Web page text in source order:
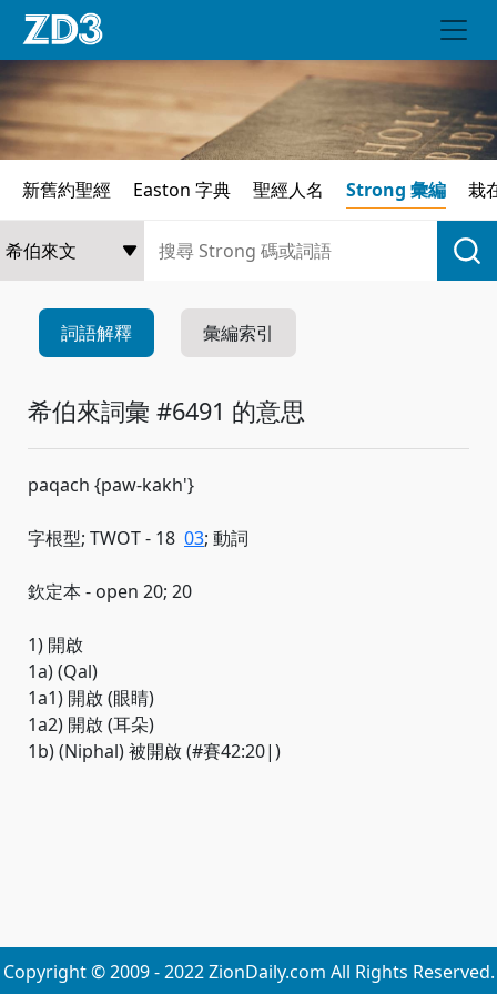
新舊約聖經 Easton 字典 聖經人名 Strong 彙編 栽
詞語解釋 彙編索引
希伯來詞彙 #6491 的意思
paqach {paw-kakh'}
字根型; TWOT - 18 03; 動詞
欽定本 - open 20; 20
1) 開啟
1a) (Qal)
1a1) 開啟 (眼睛)
1a2) 開啟 (耳朵)
1b) (Niphal) 被開啟 (#賽42:20|)
Copyright © 2009 - 2022 ZionDaily.com All Rights Reserved.